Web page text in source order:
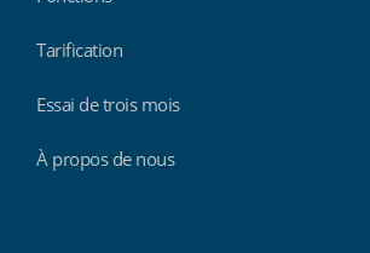
Tarification
Essai de trois mois
À propos de nous